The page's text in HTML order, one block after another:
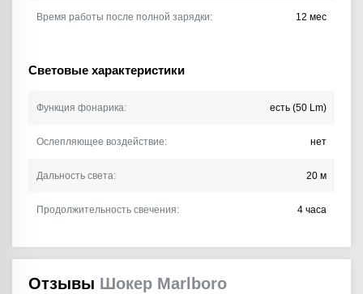
Время работы после полной зарядки: 12 мес
Световые характеристики
Функция фонарика: есть (50 Lm)
Ослепляющее воздействие: нет
Дальность света: 20 м
Продолжительность свечения: 4 часа
Отзывы Шокер Marlboro